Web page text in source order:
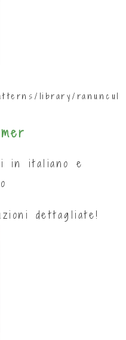
library/ranuncul
in italiano e
dettagliate!